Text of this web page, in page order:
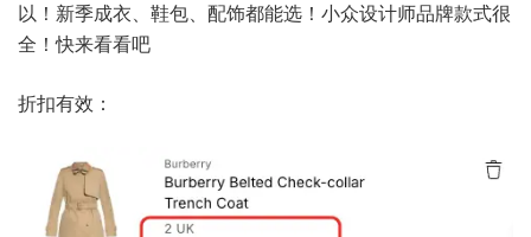
以！新季成衣、鞋包、配饰都能选！小众设计师品牌款式很
全！快来看看吧
折扣有效：